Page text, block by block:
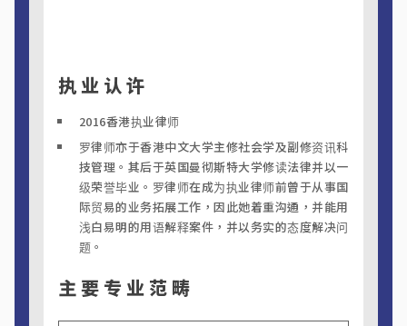
执业认许
2016香港执业律师
罗律师亦于香港中文大学主修社会学及副修资讯科
技管理。其后于英国曼彻斯特大学修读法律并以一
级荣誉毕业。罗律师在成为执业律师前曾于从事国
际贸易的业务拓展工作，因此她着重沟通，并能用
浅白易明的用语解释案件，并以务实的态度解决问
题。
主要专业范畴